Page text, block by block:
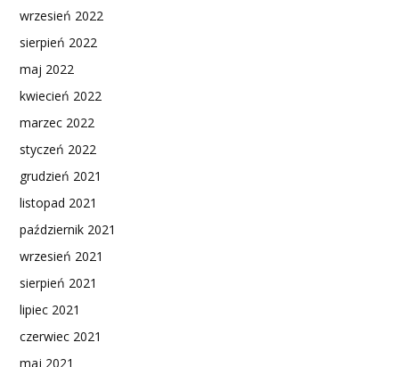
wrzesień 2022
sierpień 2022
maj 2022
kwiecień 2022
marzec 2022
styczeń 2022
grudzień 2021
listopad 2021
październik 2021
wrzesień 2021
sierpień 2021
lipiec 2021
czerwiec 2021
maj 2021